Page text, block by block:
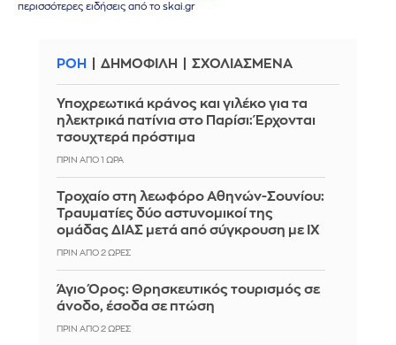
περισσότερες ειδήσεις από το skai.gr
ΡΟΗ ΔΗΜΟΦΙΛΗ ΣΧΟΛΙΑΣΜΕΝΑ
Υποχρεωτικά κράνος και γιλέκο για τα
ηλεκτρικά πατίνια στο Παρίσι: Έρχονται
τσουχτερά πρόστιμα
ΠΡΙΝ ΑΠΌ 1 ΏΡΑ
Τροχαίο στη λεωφόρο Αθηνών-Σουνίου:
Τραυματίες δύο αστυνομικοί της
ομάδας ΔΙΑΣ μετά από σύγκρουση με ΙΧ
ΠΡΙΝ ΑΠΌ 2 ΏΡΕΣ
Άγιο Όρος: Θρησκευτικός τουρισμός σε
άνοδο, έσοδα σε πτώση
ΠΡΙΝ ΑΠΌ 2 ΏΡΕΣ